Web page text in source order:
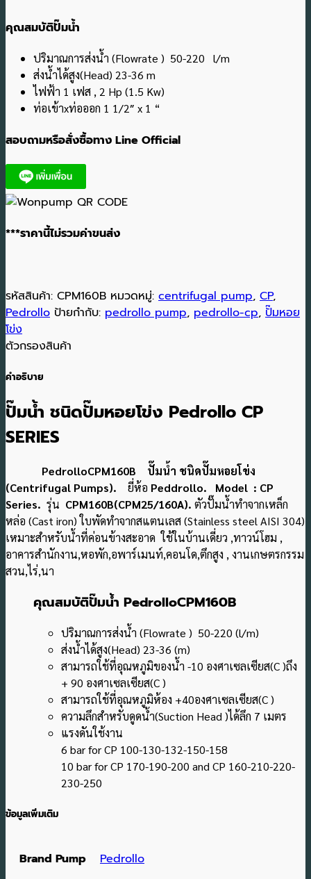
คุณสมบัติปั๊มน้ำ
ปริมาณการส่งน้ำ (Flowrate ) 50-220 l/m
ส่งน้ำได้สูง(Head) 23-36 m
ไฟฟ้า 1 เฟส , 2 Hp (1.5 Kw)
ท่อเข้าxท่อออก 1 1/2″ x 1 “
สอบถามหรือสั่งซื้อทาง Line Official
***ราคานี้ไม่รวมค่าขนส่ง
รหัสสินค้า: CPM160B หมวดหมู่: centrifugal pump, CP,
Pedrollo ป้ายกำกับ: pedrollo pump, pedrollo-cp, ปั๊มหอย
โข่ง
ตัวกรองสินค้า
คำอธิบาย
ปั๊มน้ำ ชนิดปั๊มหอยโข่ง Pedrollo CP
SERIES
PedrolloCPM160B ปั๊มน้ำ ชนิดปั๊มหอยโข่ง
(Centrifugal Pumps).
ยี่ห้อ Peddrollo. Model : CP
Series. รุ่น CPM160B(CPM25/160A). ตัวปั๊มน้ำทำจากเหล็ก
หล่อ (Cast iron) ใบพัดทำจากสแตนเลส (Stainless steel AISI 304)
เหมาะสำหรับน้ำที่ค่อนข้างสะอาด ใช้ในบ้านเดี่ยว ,ทาวน์โฮม ,
อาคารสำนักงาน,หอพัก,อพาร์เมนท์,คอนโด,ตึกสูง , งานเกษตรกรรม
สวน,ไร่,นา
คุณสมบัติปั๊มน้ำ PedrolloCPM160B
ปริมาณการส่งน้ำ (Flowrate ) 50-220 (l/m)
ส่งน้ำได้สูง(Head) 23-36 (m)
สามารถใช้ที่อุณหภูมิของน้ำ -10 องศาเซลเซียส(C )ถึง
+ 90 องศาเซลเซียส(C )
สามารถใช้ที่อุณหภูมิห้อง +40องศาเซลเซียส(C )
ความลึกสำหรับดูดน้ำ(Suction Head )ได้ลึก 7 เมตร
แรงดันใช้งาน
6 bar for CP 100-130-132-150-158
10 bar for CP 170-190-200 and CP 160-210-220-
230-250
ข้อมูลเพิ่มเติม
Brand Pump Pedrollo